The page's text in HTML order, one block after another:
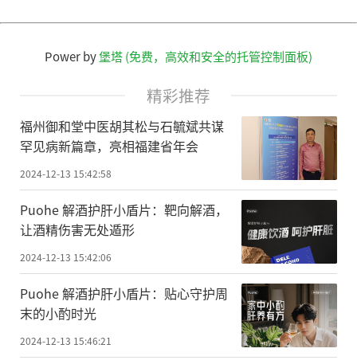
Power by堡塔 (免费，高效和安全的托管控制面板)
精彩推荐
福州御和堂中医胡其松与石毓斌共谋
罕见病新篇章，亮相福建省年会
2024-12-13 15:42:58
Puohe 解酒护肝小盾片：靶向解酒，
让酒精伤害无处遁形
2024-12-13 15:42:06
Puohe 解酒护肝小盾片：贴心守护周
末的小酌时光
2024-12-13 15:46:21